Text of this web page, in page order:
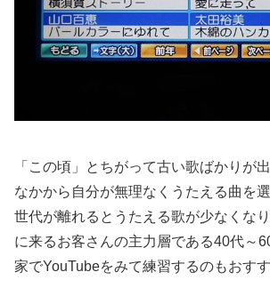
「この頃」とちがって古い歌ばかりが
なかから自分が無理なくうたえる曲を
世代が離れるとうたえる歌が少なくな
に来るお客さんの主力層である40代～
家でYouTubeをみて練習するのもおすす